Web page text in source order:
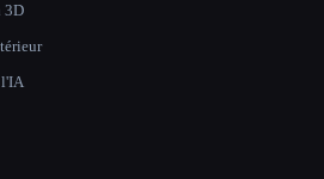
3D
l'IA